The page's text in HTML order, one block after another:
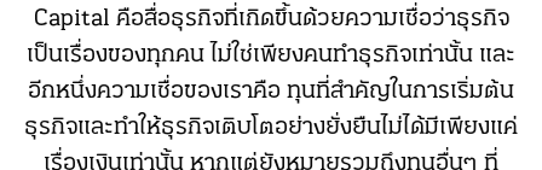
Capital คือสื่อธุรกิจที่เกิดขึ้นด้วยความเชื่อว่าธุรกิจ
เป็นเรื่องของทุกคน ไม่ใช่เพียงคนทำธุรกิจเท่านั้น และ
อีกหนึ่งความเชื่อของเราคือ ทุนที่สำคัญในการเริ่มต้น
ธุรกิจและทำให้ธุรกิจเติบโตอย่างยั่งยืนไม่ได้มีเพียงแค่